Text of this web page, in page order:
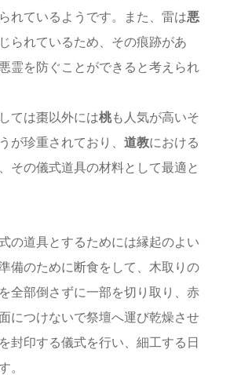
れているようです。また、雷は悪
られているため、その痕跡があ
霊を防ぐことができると考えられ
ては棗以外には桃も人気が高いそ
が珍重されており、 道教における
その儀式道具の材料として最適と
の道具とするためには縁起のよい
備のために断食をして、木取りの
全部倒さずに一部を切り取り、赤
につけないで祭壇へ運び乾燥させ
封印する儀式を行い、細工する日
。